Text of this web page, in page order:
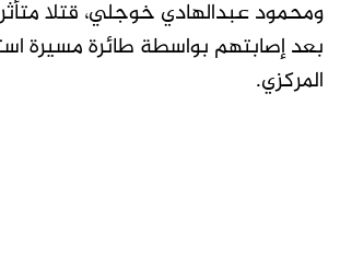
ومحمود عبدالهادي خوجلي، قتلا
بعد إصابتهم بواسطة طائرة مسيرة
المركزي.